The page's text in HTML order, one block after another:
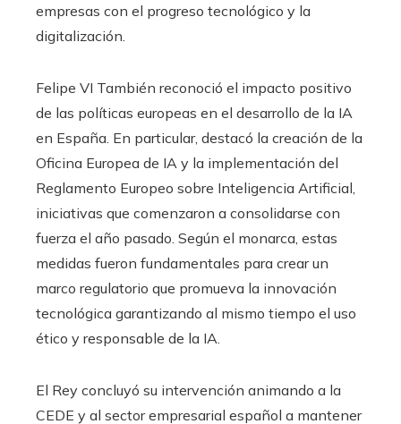
empresas con el progreso tecnológico y la
digitalización.
Felipe VI También reconoció el impacto positivo
de las políticas europeas en el desarrollo de la IA
en España. En particular, destacó la creación de la
Oficina Europea de IA y la implementación del
Reglamento Europeo sobre Inteligencia Artificial,
iniciativas que comenzaron a consolidarse con
fuerza el año pasado. Según el monarca, estas
medidas fueron fundamentales para crear un
marco regulatorio que promueva la innovación
tecnológica garantizando al mismo tiempo el uso
ético y responsable de la IA.
El Rey concluyó su intervención animando a la
CEDE y al sector empresarial español a mantener